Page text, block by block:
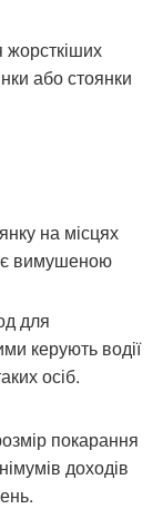
або стоянки
на місцях
є вимушеною
для
керують водії
осіб.
покарання
доходів